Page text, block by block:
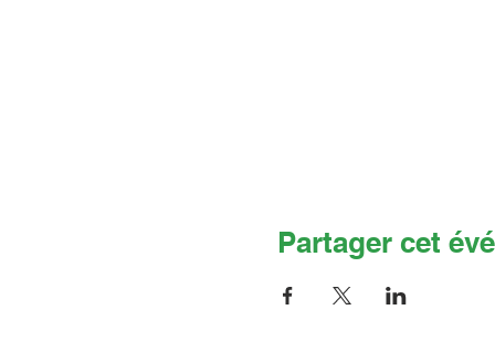
Partager cet